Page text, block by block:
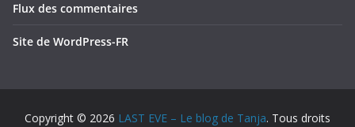
Flux des commentaires
Site de WordPress-FR
Copyright © 2026 LAST EVE – Le blog de Tanja. Tous droits